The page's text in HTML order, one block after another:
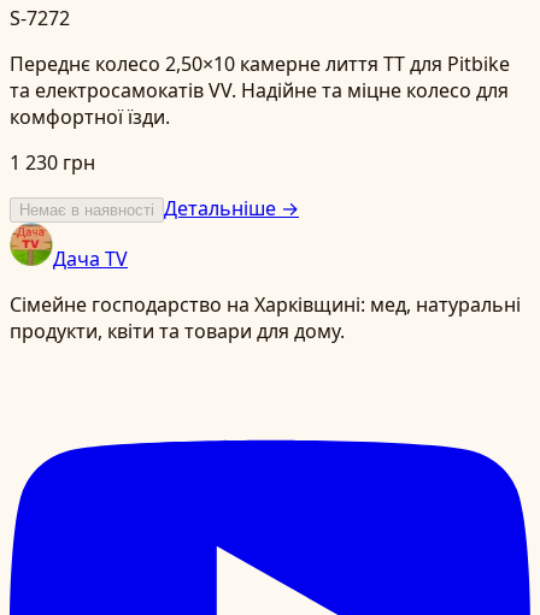
S-7272
Переднє колесо 2,50×10 камерне лиття TT для Pitbike
та електросамокатів VV. Надійне та міцне колесо для
комфортної їзди.
1 230 грн
Немає в наявності Детальніше →
Дача TV
Сімейне господарство на Харківщині: мед, натуральні
продукти, квіти та товари для дому.